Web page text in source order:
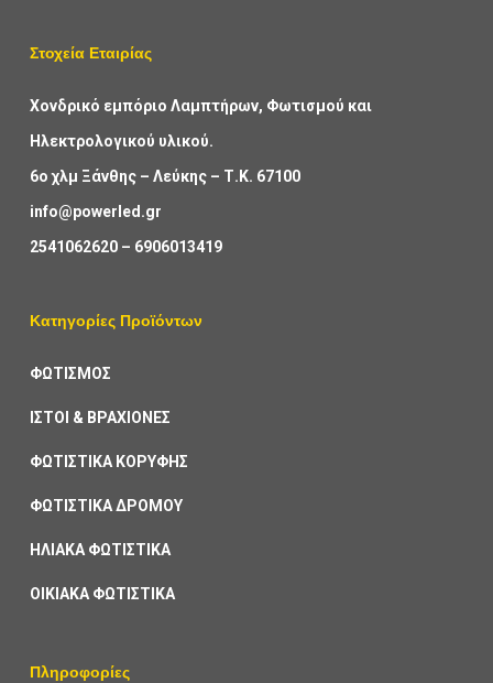
Στοχεία Εταιρίας
Χονδρικό εμπόριο Λαμπτήρων, Φωτισμού και
Ηλεκτρολογικού υλικού.
6ο χλμ Ξάνθης – Λεύκης – Τ.Κ. 67100
info@powerled.gr
2541062620– 6906013419
Κατηγορίες Προϊόντων
ΦΩΤΙΣΜΟΣ
ΙΣΤΟΙ & ΒΡΑΧΙΟΝΕΣ
ΦΩΤΙΣΤΙΚΑ ΚΟΡΥΦΗΣ
ΦΩΤΙΣΤΙΚΑ ΔΡΟΜΟΥ
ΗΛΙΑΚΑ ΦΩΤΙΣΤΙΚΑ
ΟΙΚΙΑΚΑ ΦΩΤΙΣΤΙΚΑ
Πληροφορίες